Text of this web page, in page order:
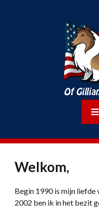
Welkom,
Begin 1990 is mijn liefde
2002 ben ik in het bezit